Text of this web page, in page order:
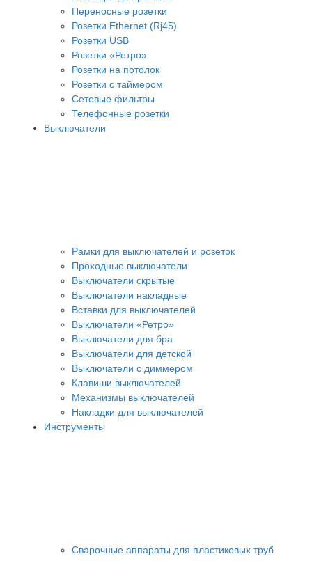
Переносные розетки
Розетки Ethernet (Rj45)
Розетки USB
Розетки «Ретро»
Розетки на потолок
Розетки с таймером
Сетевые фильтры
Телефонные розетки
Выключатели
Рамки для выключателей и розеток
Проходные выключатели
Выключатели скрытые
Выключатели накладные
Вставки для выключателей
Выключатели «Ретро»
Выключатели для бра
Выключатели для детской
Выключатели с диммером
Клавиши выключателей
Механизмы выключателей
Накладки для выключателей
Инструменты
Сварочные аппараты для пластиковых труб